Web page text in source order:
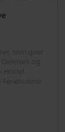
som giver
og